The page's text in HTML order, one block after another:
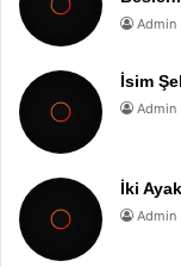
Admin
İsim
Admin
İki
Admin